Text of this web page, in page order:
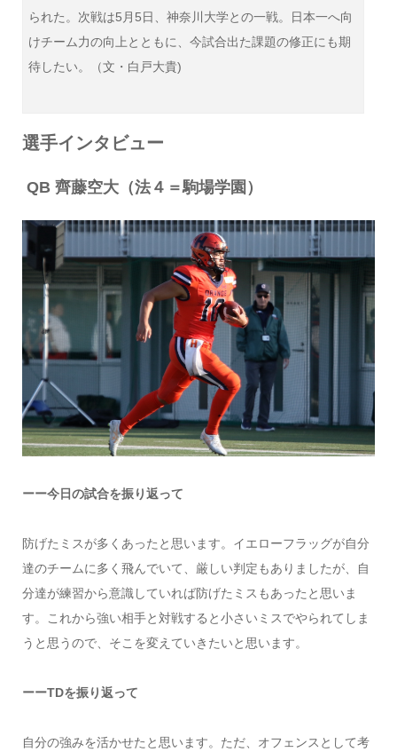
られた。次戦は5月5日、神奈川大学との一戦。日本一へ向
けチーム力の向上とともに、今試合出た課題の修正にも期
待したい。（文・白戸大貴)
選手インタビュー
QB 齊藤空大（法４＝駒場学園）
ーー今日の試合を振り返って
防げたミスが多くあったと思います。イエローフラッグが自分
達のチームに多く飛んでいて、厳しい判定もありましたが、自
分達が練習から意識していれば防げたミスもあったと思いま
す。これから強い相手と対戦すると小さいミスでやられてしま
うと思うので、そこを変えていきたいと思います。
ーーTDを振り返って
自分の強みを活かせたと思います。ただ、オフェンスとして考